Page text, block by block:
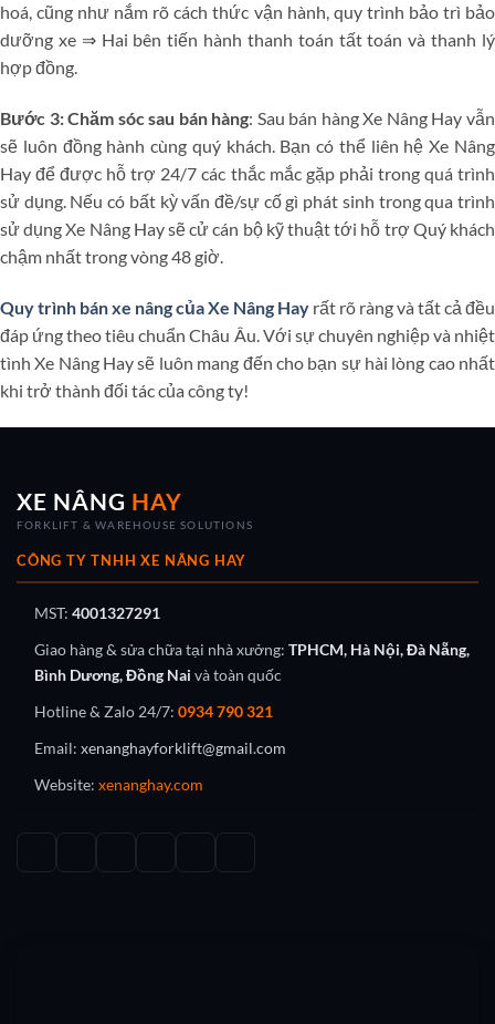
hoá, cũng như nắm rõ cách thức vận hành, quy trình bảo trì bảo
dưỡng xe ⇒ Hai bên tiến hành thanh toán tất toán và thanh lý
hợp đồng.
Bước 3:Chăm sóc sau bán hàng: Sau bán hàng Xe Nâng Hay vẫn
sẽ luôn đồng hành cùng quý khách. Bạn có thể liên hệ Xe Nâng
Hay để được hỗ trợ 24/7 các thắc mắc gặp phải trong quá trình
sử dụng. Nếu có bất kỳ vấn đề/sự cố gì phát sinh trong qua trình
sử dụng Xe Nâng Hay sẽ cử cán bộ kỹ thuật tới hỗ trợ Quý khách
chậm nhất trong vòng 48 giờ.
Quy trình bán xe nâng của Xe Nâng Hay rất rõ ràng và tất cả đều
đáp ứng theo tiêu chuẩn Châu Âu. Với sự chuyên nghiệp và nhiệt
tình Xe Nâng Hay sẽ luôn mang đến cho bạn sự hài lòng cao nhất
khi trở thành đối tác của công ty!
XE NÂNG HAY
FORKLIFT & WAREHOUSE SOLUTIONS
CÔNG TY TNHH XE NÂNG HAY
MST: 4001327291
Giao hàng & sửa chữa tại nhà xưởng: TPHCM, Hà Nội, Đà Nẵng,
Bình Dương, Đồng Nai và toàn quốc
Hotline & Zalo 24/7: 0934 790 321
Email: xenanghayforklift@gmail.com
Website: xenanghay.com